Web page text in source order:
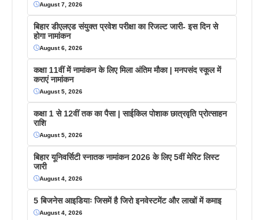
August 7, 2026
बिहार डीएलएड संयुक्त प्रवेश परीक्षा का रिजल्ट जारी- इस दिन से
होगा नामांकन
August 6, 2026
कक्षा 11वीं में नामांकन के लिए मिला अंतिम मौका | मनपसंद स्कूल में
कराएं नामांकन
August 5, 2026
कक्षा 1 से 12वीं तक का पैसा | साईकिल पोशाक छात्रवृति प्रोत्साहन
राशि
August 5, 2026
बिहार यूनिवर्सिटी स्नातक नामांकन 2026 के लिए 5वीं मेरिट लिस्ट
जारी
August 4, 2026
5 बिजनेस आइडियाः जिसमें है जिरो इनवेस्टमेंट और लाखों में कमाइ
August 4, 2026